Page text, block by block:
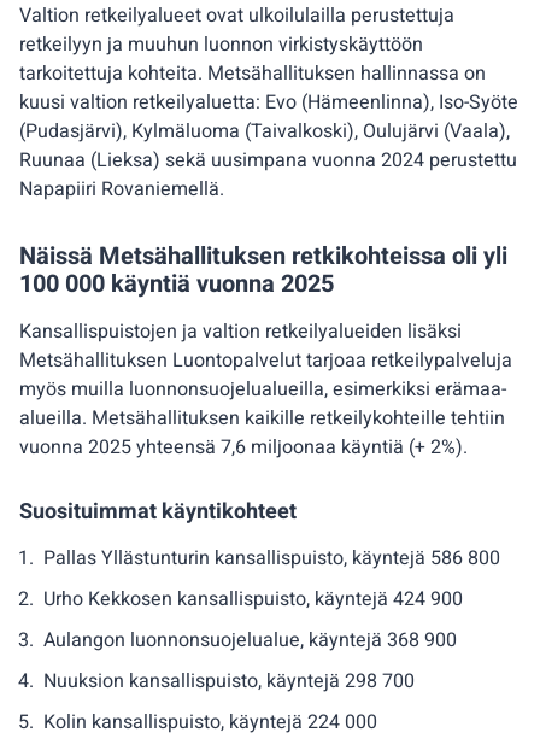
Valtion retkeilyalueet ovat ulkoilulailla perustettuja
retkeilyyn ja muuhun luonnon virkistyskäyttöön
tarkoitettuja kohteita. Metsähallituksen hallinnassa on
kuusi valtion retkeilyaluetta: Evo (Hämeenlinna), Iso-Syöte
(Pudasjärvi), Kylmäluoma (Taivalkoski), Oulujärvi (Vaala),
Ruunaa (Lieksa) sekä uusimpana vuonna 2024 perustettu
Napapiiri Rovaniemellä.
Näissä Metsähallituksen retkikohteissa oli yli
100 000 käyntiä vuonna 2025
Kansallispuistojen ja valtion retkeilyalueiden lisäksi
Metsähallituksen Luontopalvelut tarjoaa retkeilypalveluja
myös muilla luonnonsuojelualueilla, esimerkiksi erämaa-
alueilla. Metsähallituksen kaikille retkeilykohteille tehtiin
vuonna 2025 yhteensä 7,6 miljoonaa käyntiä (+ 2%).
Suosituimmat käyntikohteet
Pallas Yllästunturin kansallispuisto, käyntejä 586 800
Urho Kekkosen kansallispuisto, käyntejä 424 900
Aulangon luonnonsuojelualue, käyntejä 368 900
Nuuksion kansallispuisto, käyntejä 298 700
Kolin kansallispuisto, käyntejä 224 000